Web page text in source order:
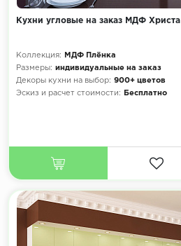
Кухни угловые на заказ МДФ Христа
Коллекция:
МДФ Плёнка
Размеры: индивидуальные на заказ
Декоры кухни на выбор: 900+ цветов
Эскиз и расчет стоимости:
Бесплатно